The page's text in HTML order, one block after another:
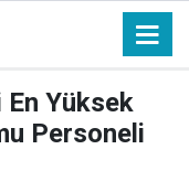
Yüksek
Personeli